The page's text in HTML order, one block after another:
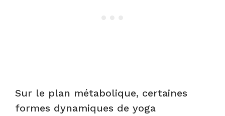
Sur le plan métabolique, certaines
formes dynamiques de yoga